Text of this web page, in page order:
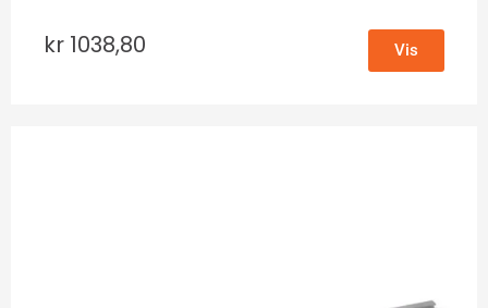
kr 1038,80 Vis